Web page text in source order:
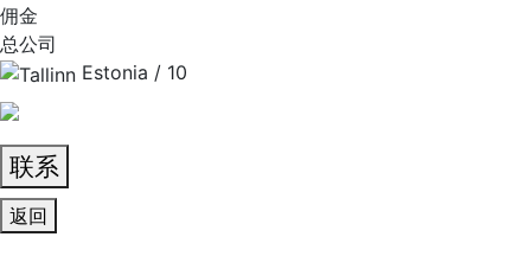
佣金
总公司
Estonia / 10
联系
返回